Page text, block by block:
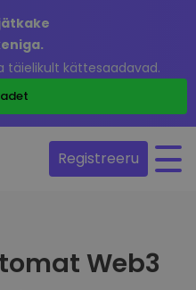
täielikult kättesaadavad.
Registreeru
Web3